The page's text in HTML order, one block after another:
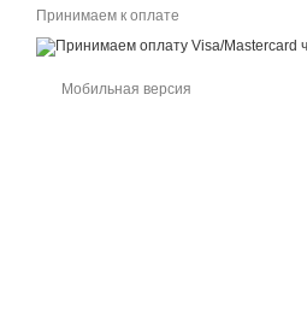
Принимаем к оплате
Мобильная версия